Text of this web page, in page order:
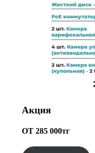
Акция
ОТ 285 000тг